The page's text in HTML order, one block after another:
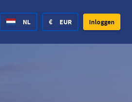
NL € EUR Inloggen